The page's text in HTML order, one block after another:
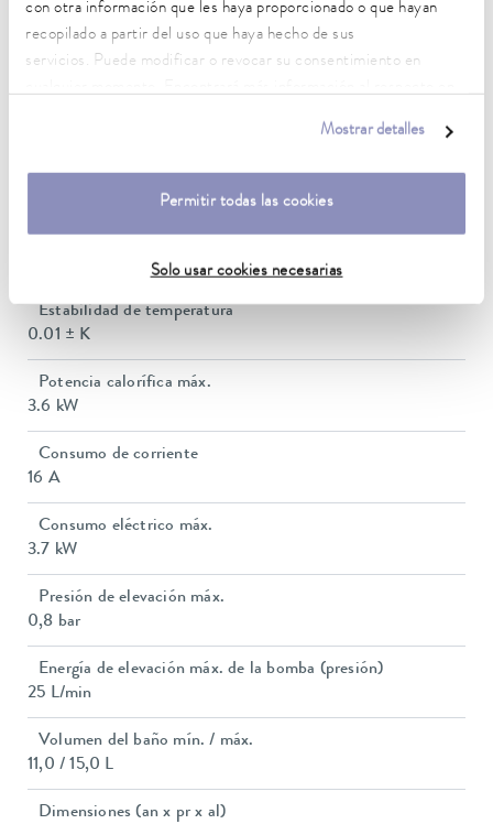
con otra información que les haya proporcionado o que hayan
recopilado a partir del uso que haya hecho de sus
servicios. Puede modificar o revocar su consentimiento en
Mostrar detalles
Permitir todas las cookies
Solo usar cookies necesarias
30 ... 100 °C
agua
Rango de temperatura de funcionamiento
Temperatura ambiente
Estabilidad de temperatura
0.01 ± K
Potencia calorífica máx.
3.6 kW
Consumo de corriente
16 A
Consumo eléctrico máx.
3.7 kW
Presión de elevación máx.
0,8 bar
Energía de elevación máx. de la bomba (presión)
25 L/min
Volumen del baño mín. / máx.
11,0 / 15,0 L
Dimensiones (an x pr x al)